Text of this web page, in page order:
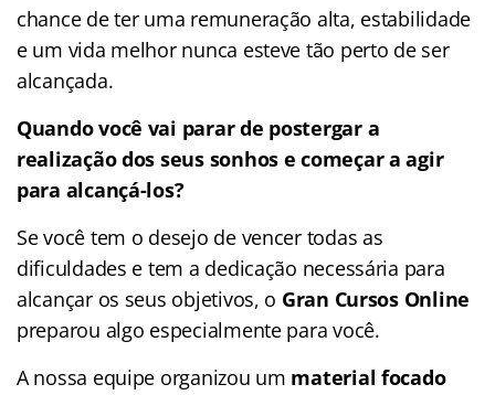
chance de ter uma remuneração alta, estabilidade
e um vida melhor nunca esteve tão perto de ser
alcançada.
Quando você vai parar de postergar a
realização dos seus sonhos e começar a agir
para alcançá-los?
Se você tem o desejo de vencer todas as
dificuldades e tem a dedicação necessária para
alcançar os seus objetivos, o Gran Cursos Online
preparou algo especialmente para você.
A nossa equipe organizou um material focado